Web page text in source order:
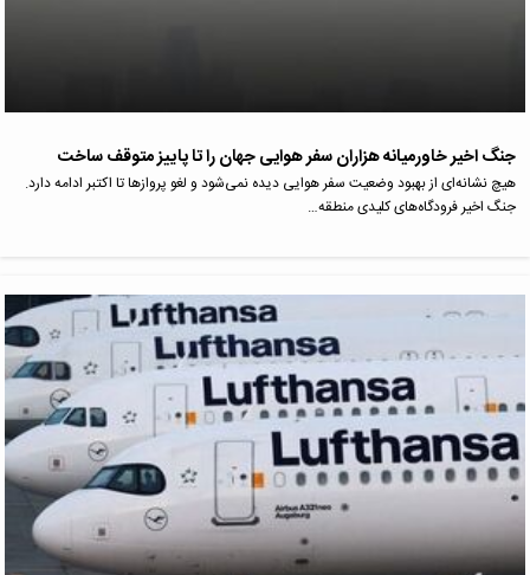
جنگ اخیر خاورمیانه هزاران سفر هوایی جهان را تا پاییز متوقف ساخت
هیچ نشانه‌ای از بهبود وضعیت سفر هوایی دیده نمی‌شود و لغو پروازها تا اکتبر ادامه دارد.
جنگ اخیر فرودگاه‌های کلیدی منطقه…